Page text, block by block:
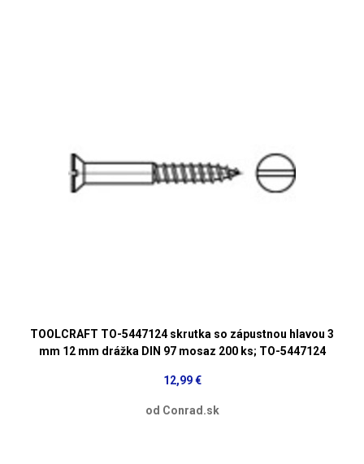
TOOLCRAFT TO-5447124 skrutka so zápustnou hlavou 3
mm 12 mm drážka DIN 97 mosaz 200 ks; TO-5447124
12,99 €
od Conrad.sk